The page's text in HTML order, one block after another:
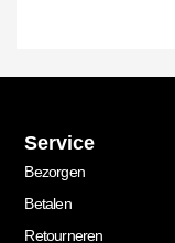
Service
Bezorgen
Betalen
Retourneren